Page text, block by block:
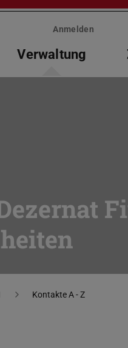
Anmelden
Verwaltung
Kontakte A - Z